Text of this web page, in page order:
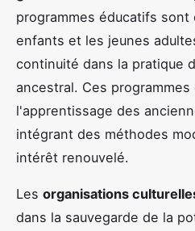
programmes éducatifs sont
enfants et les jeunes
continuité dans la pratique
ancestral. Ces
l'apprentissage des
intégrant des méthodes
intérêt renouvelé.
Les organisations
dans la sauvegarde de la